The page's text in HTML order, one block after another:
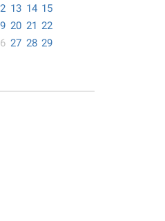
13 14 15
20 21 22
27 28 29